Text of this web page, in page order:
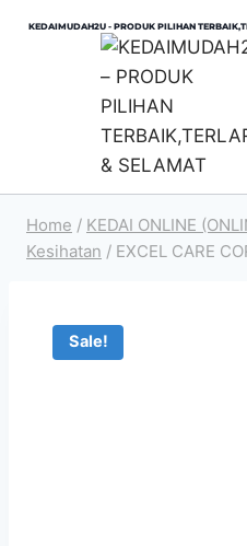
KEDAIMUDAH2U - PRODUK PILIHAN
Home / KEDAI ONLINE
Kesihatan / EXCEL CARE
Sale!